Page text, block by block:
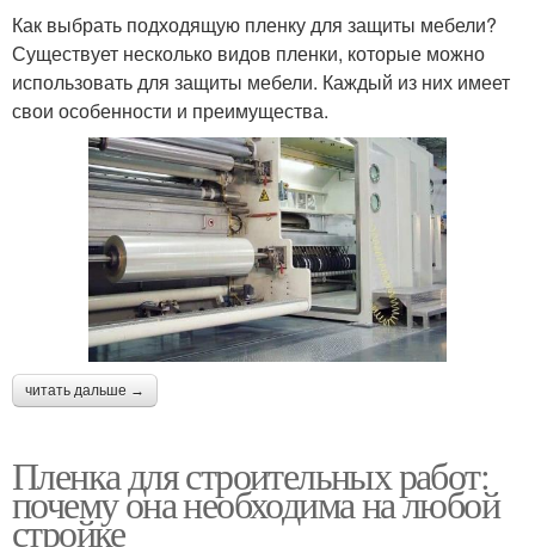
Как выбрать подходящую пленку для защиты мебели?
Существует несколько видов пленки, которые можно
использовать для защиты мебели. Каждый из них имеет
свои особенности и преимущества.
читать дальше →
Пленка для строительных работ:
почему она необходима на любой
стройке